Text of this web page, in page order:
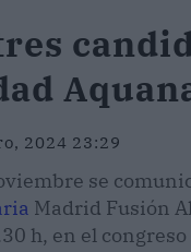
2024 23:29
se
Madrid Fusión
h, en el